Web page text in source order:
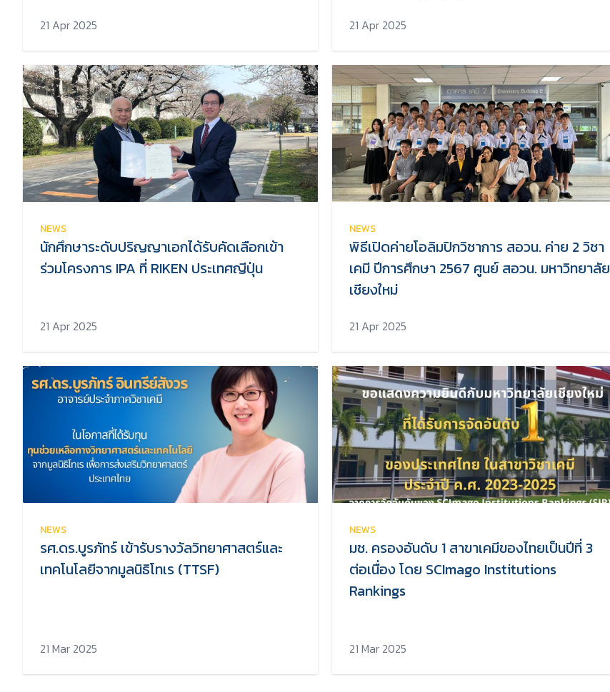
21 Apr 2025 21 Apr 2025
NEWS
นักศึกษาระดับปริญญาเอกได้รับคัดเลือกเข้า
ร่วมโครงการ IPA ที่ RIKEN ประเทศญีปุ่น
21 Apr 2025
NEWS
พิธีเปิดค่ายโอลิมปิกวิชาการ สอวน. ค่าย 2 วิชา
เคมี ปีการศึกษา 2567 ศูนย์ สอวน. มหาวิทยาลัย
เชียงใหม่
21 Apr 2025
NEWS
รศ.ดร.บูรภัทร์ เข้ารับรางวัลวิทยาศาสตร์และ
เทคโนโลยีจากมูลนิธิโทเร (TTSF)
21 Mar 2025
NEWS
มช. ครองอันดับ 1 สาขาเคมีของไทยเป็นปีที่ 3
ต่อเนื่อง โดย SCImago Institutions
Rankings
21 Mar 2025